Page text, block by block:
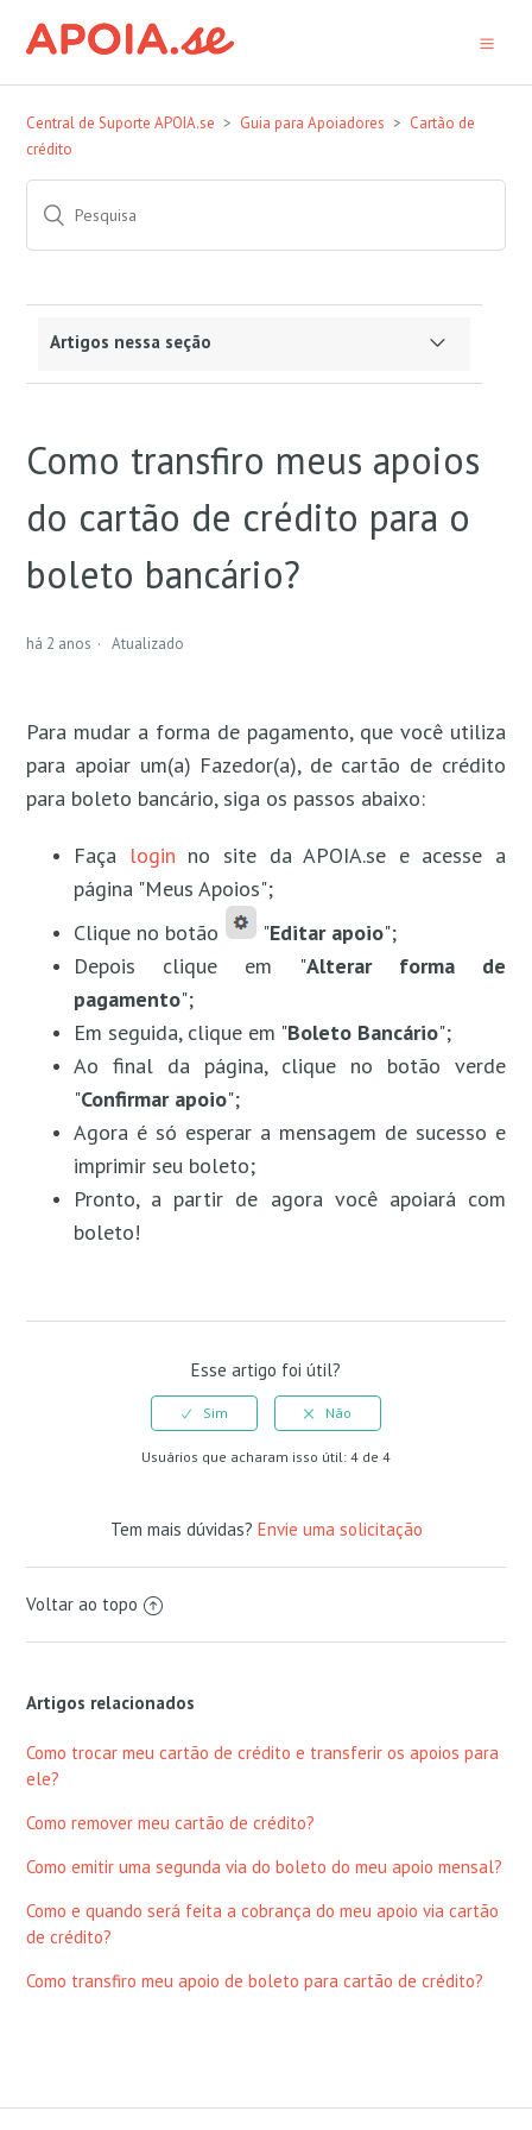
Central de Suporte APOIA.se Guia para Apoiadores
Cartão de
crédito
Artigos nessa seção
Como e quando será feita a cobrança do meu
apoio via cartão de crédito?
Como trocar meu cartão de crédito e transferir os
Como remover meu cartão de crédito?
Como transfiro meus apoios
do cartão de crédito para o
boleto bancário?
há 2 anos Atualizado
Para mudar a forma de pagamento, que você utiliza
para apoiar um(a) Fazedor(a), de cartão de crédito
para boleto bancário, siga os passos abaixo:
Faça login no site da APOIA.se e acesse a
página "Meus Apoios";
Clique no botão
"Editar apoio";
Depois clique em "Alterar forma de
pagamento";
Em seguida, clique em "Boleto Bancário";
Ao final da página, clique no botão verde
"Confirmar apoio";
Agora é só esperar a mensagem de sucesso e
imprimir seu boleto;
Pronto, a partir de agora você apoiará com
boleto!
Esse artigo foi útil?
Usuários que acharam isso útil: 4 de 4
Tem mais dúvidas? Envie uma solicitação
Voltar ao topo
Artigos relacionados
Como trocar meu cartão de crédito e transferir os apoios para
ele?
Como remover meu cartão de crédito?
Como emitir uma segunda via do boleto do meu apoio mensal?
Como e quando será feita a cobrança do meu apoio via cartão
de crédito?
Como transfiro meu apoio de boleto para cartão de crédito?